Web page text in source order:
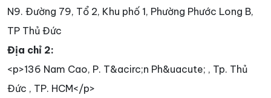
N9. Đường 79, Tổ 2, Khu phố 1, Phường Phước Long B,
TP Thủ Đức
Địa chỉ 2:
<p>136 Nam Cao, P. T&acirc;n Ph&uacute; , Tp. Thủ
Đức , TP. HCM</p>